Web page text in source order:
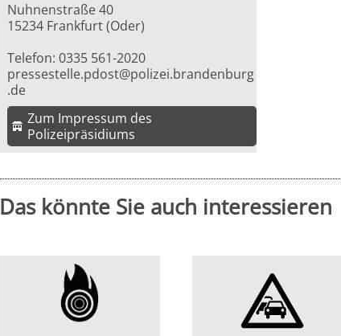
Nuhnenstraße 40
15234 Frankfurt (Oder)
Telefon: 0335 561-2020
pressestelle.pdost@polizei.brandenburg
.de
Zum Impressum des
Polizeipräsidiums
Das könnte Sie auch interessieren